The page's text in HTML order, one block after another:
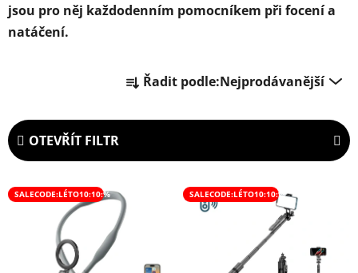
jsou pro něj každodenním pomocníkem při focení a
natáčení.
a
e
n
p
r
o
Řadit podle:Nejprodávanější
OTEVŘÍT FILTR
V
ý
SALECODE:LÉTO10:10:% SALECODE:LÉTO10:10:%